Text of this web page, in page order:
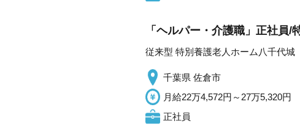
「ヘルパー・介護職」正社員/
従来型 特別養護老人ホーム八千代城
千葉県 佐倉市
月給22万4,572円～27万5,320円
正社員